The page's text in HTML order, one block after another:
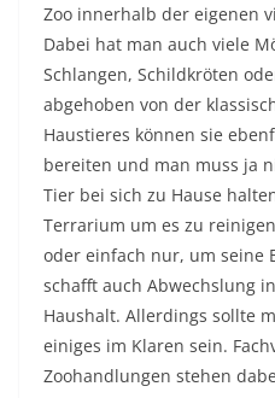
Zoo innerhalb der eigenen
Dabei hat man auch viele
Schlangen, Schildkröten
abgehoben von der
Haustieres können sie
bereiten und man muss ja
Tier bei sich zu Hause
Terrarium um es zu
oder einfach nur, um seine
schafft auch Abwechslung
Haushalt. Allerdings sollte
einiges im Klaren sein.
Zoohandlungen stehen